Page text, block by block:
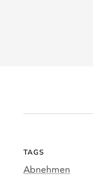
TAGS
Abnehmen